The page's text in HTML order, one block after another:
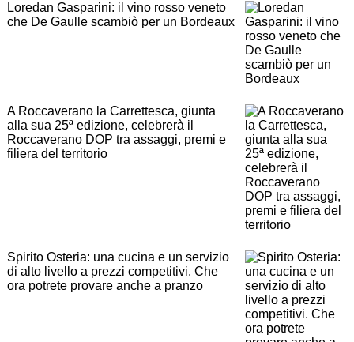
Loredan Gasparini: il vino rosso veneto
che De Gaulle scambiò per un Bordeaux
A Roccaverano la Carrettesca, giunta
alla sua 25ª edizione, celebrerà il
Roccaverano DOP tra assaggi, premi e
filiera del territorio
Spirito Osteria: una cucina e un servizio
di alto livello a prezzi competitivi. Che
ora potrete provare anche a pranzo